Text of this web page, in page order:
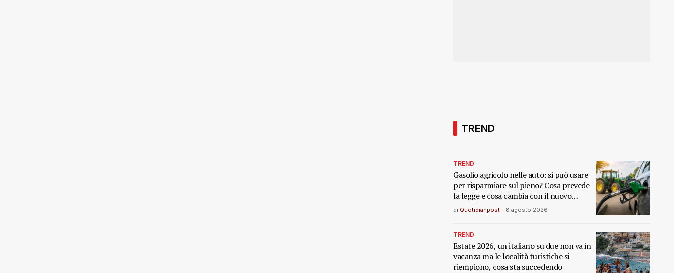
TREND
TREND
Gasolio agricolo nelle auto: si può usare
per risparmiare sul pieno? Cosa prevede
la legge e cosa cambia con il nuovo
decreto
di Quotidianpost - 8 agosto 2026
TREND
Estate 2026, un italiano su due non va in
vacanza ma le località turistiche si
riempiono, cosa sta succedendo